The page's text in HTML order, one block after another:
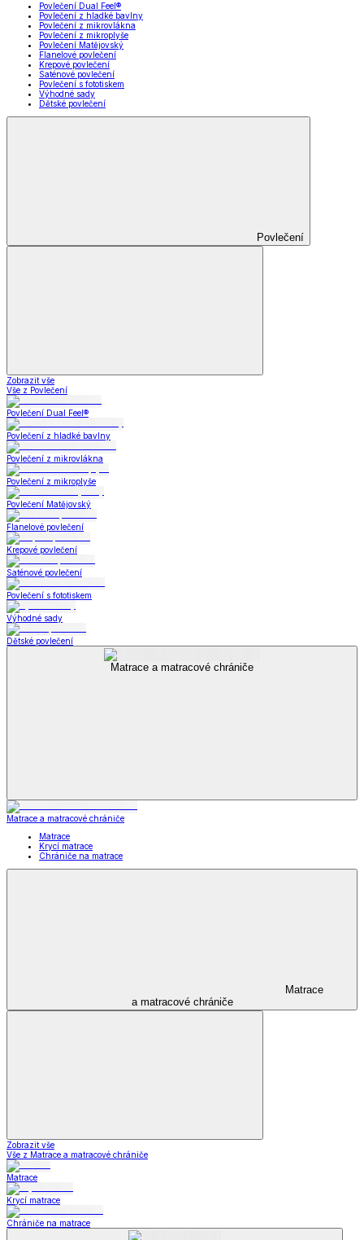
Povlečení Dual Feel®
Povlečení z hladké bavlny
Povlečení z mikrovlákna
Povlečení z mikroplyše
Povlečení Matějovský
Flanelové povlečení
Krepové povlečení
Saténové povlečení
Povlečení s fototiskem
Výhodné sady
Dětské povlečení
Povlečení
Zobrazit vše
Vše z Povlečení
Povlečení Dual Feel®
Povlečení z hladké bavlny
Povlečení z mikrovlákna
Povlečení z mikroplyše
Povlečení Matějovský
Flanelové povlečení
Krepové povlečení
Saténové povlečení
Povlečení s fototiskem
Výhodné sady
Dětské povlečení
Matrace a matracové chrániče
Matrace a matracové chrániče
Matrace
Krycí matrace
Chrániče na matrace
Matrace
a matracové chrániče
Zobrazit vše
Vše z Matrace a matracové chrániče
Matrace
Krycí matrace
Chrániče na matrace